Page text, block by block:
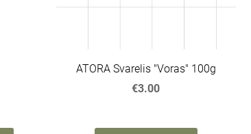
ATORA Svarelis "Voras" 100g
€3.00